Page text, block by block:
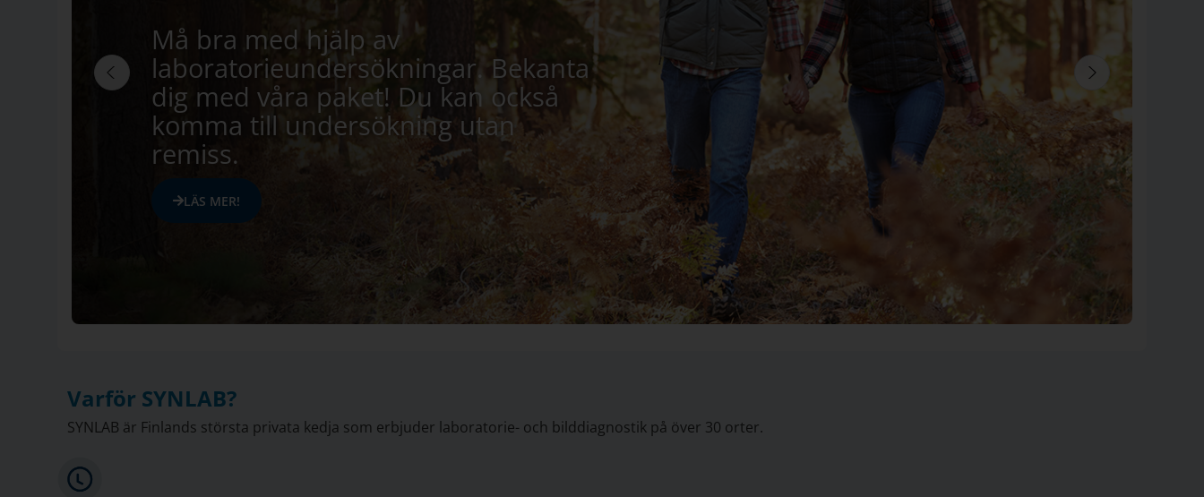
Må bra med hjälp av
laboratorieundersökningar. Bekanta
dig med våra paket! Du kan också
komma till undersökning utan
remiss.
LÄS MER!
Varför SYNLAB?
SYNLAB är Finlands största privata kedja som erbjuder laboratorie- och bilddiagnostik på över 30 orter.